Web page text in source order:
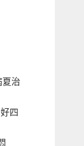
夏治
四